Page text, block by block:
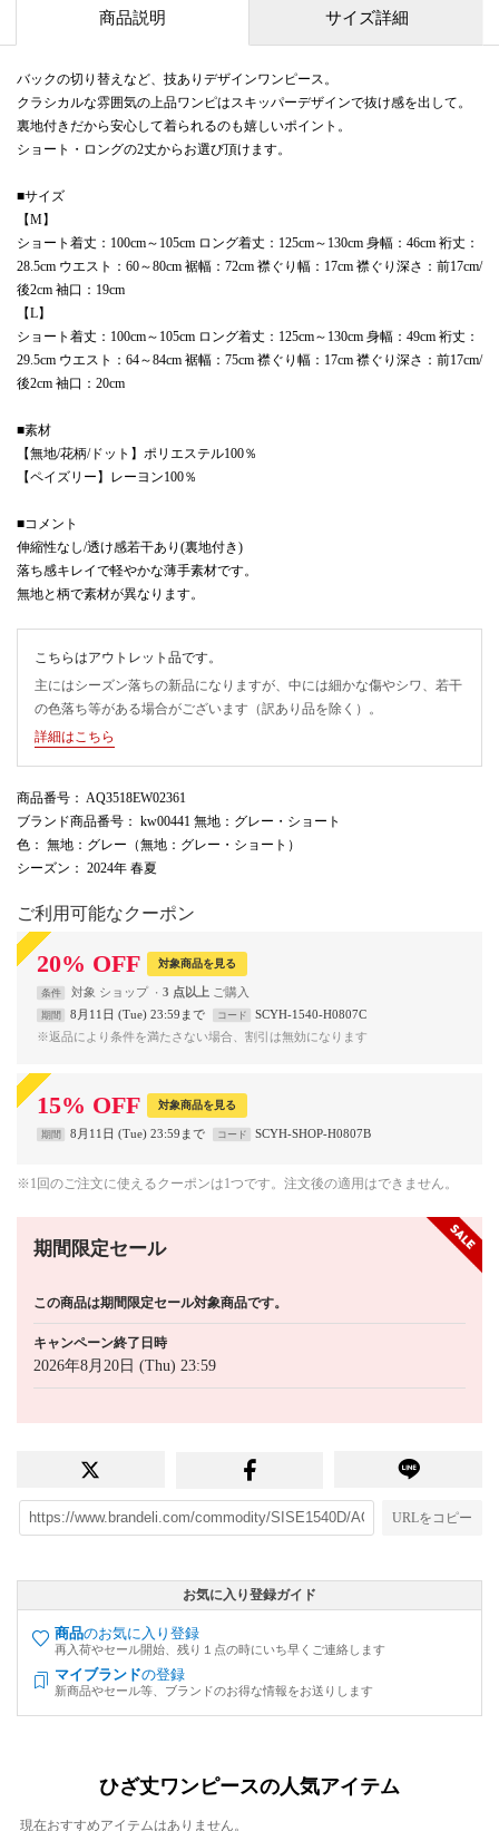
商品説明 サイズ詳細
バックの切り替えなど、技ありデザインワンピース。
クラシカルな雰囲気の上品ワンピはスキッパーデザインで抜け感を出して。
裏地付きだから安心して着られるのも嬉しいポイント。
ショート・ロングの2丈からお選び頂けます。
■サイズ
【M】
ショート着丈：100cm～105cm ロング着丈：125cm～130cm 身幅：46cm 裄丈：
28.5cm ウエスト：60～80cm 裾幅：72cm 襟ぐり幅：17cm 襟ぐり深さ：前17cm/
後2cm 袖口：19cm
【L】
ショート着丈：100cm～105cm ロング着丈：125cm～130cm 身幅：49cm 裄丈：
29.5cm ウエスト：64～84cm 裾幅：75cm 襟ぐり幅：17cm 襟ぐり深さ：前17cm/
後2cm 袖口：20cm
■素材
【無地/花柄/ドット】ポリエステル100％
【ペイズリー】レーヨン100％
■コメント
伸縮性なし/透け感若干あり(裏地付き)
落ち感キレイで軽やかな薄手素材です。
無地と柄で素材が異なります。
こちらはアウトレット品です。
主にはシーズン落ちの新品になりますが、中には細かな傷やシワ、若干
の色落ち等がある場合がございます（訳あり品を除く）。
詳細はこちら
商品番号 ： AQ3518EW02361
ブランド商品番号 ： kw00441 無地：グレー・ショート
色 ： 無地：グレー（無地：グレー・ショート）
シーズン ： 2024年 春夏
ご利用可能なクーポン
20% OFF 対象商品を見る
条件 対象 ショップ 3 点以上
期間 8月11日 (Tue) 23:59まで コード
SCYH-1540-H0807C
※返品により条件を満たさない場合、割引は無効になります
15% OFF 対象商品を見る
期間 8月11日 (Tue) 23:59まで コード SCYH-SHOP-H0807B
※1回のご注文に使えるクーポンは1つです。注文後の適用はできません。
期間限定セール
この商品は期間限定セール対象商品です。
キャンペーン終了日時
2026年8月20日 (Thu) 23:59
URLをコピー
お気に入り登録ガイド
商品のお気に入り登録
再入荷やセール開始、残り１点の時にいち早くご連絡します
マイブランドの登録
新商品やセール等、ブランドのお得な情報をお送りします
ひざ丈ワンピースの人気アイテム
現在おすすめアイテムはありません。